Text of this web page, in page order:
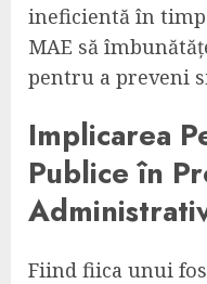
ineficientă în timp
MAE să
pentru a preveni
Implicarea
Publice în
Fiind fiica unui